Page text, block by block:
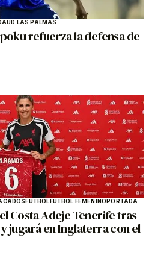
UD LAS PALMAS
refuerza la defensa de
FÚTBOLFÚTBOL FEMENINOPORTADA
Costa Adeje Tenerife tras
jugará en Inglaterra con el